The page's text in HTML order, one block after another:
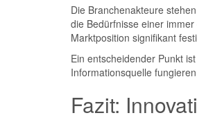
Die Branchenakteure
die Bedürfnisse einer
Marktposition signifikant
Ein entscheidender Punkt
Informationsquelle
Fazit: